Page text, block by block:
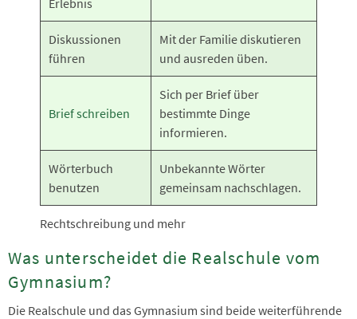
Erlebnis
Diskussionen
führen
Mit der Familie diskutieren
und ausreden üben.
Brief schreiben
Sich per Brief über
bestimmte Dinge
informieren.
Wörterbuch
benutzen
Unbekannte Wörter
gemeinsam nachschlagen.
Rechtschreibung und mehr
Was unterscheidet die Realschule vom
Gymnasium?
Die Realschule und das Gymnasium sind beide weiterführende